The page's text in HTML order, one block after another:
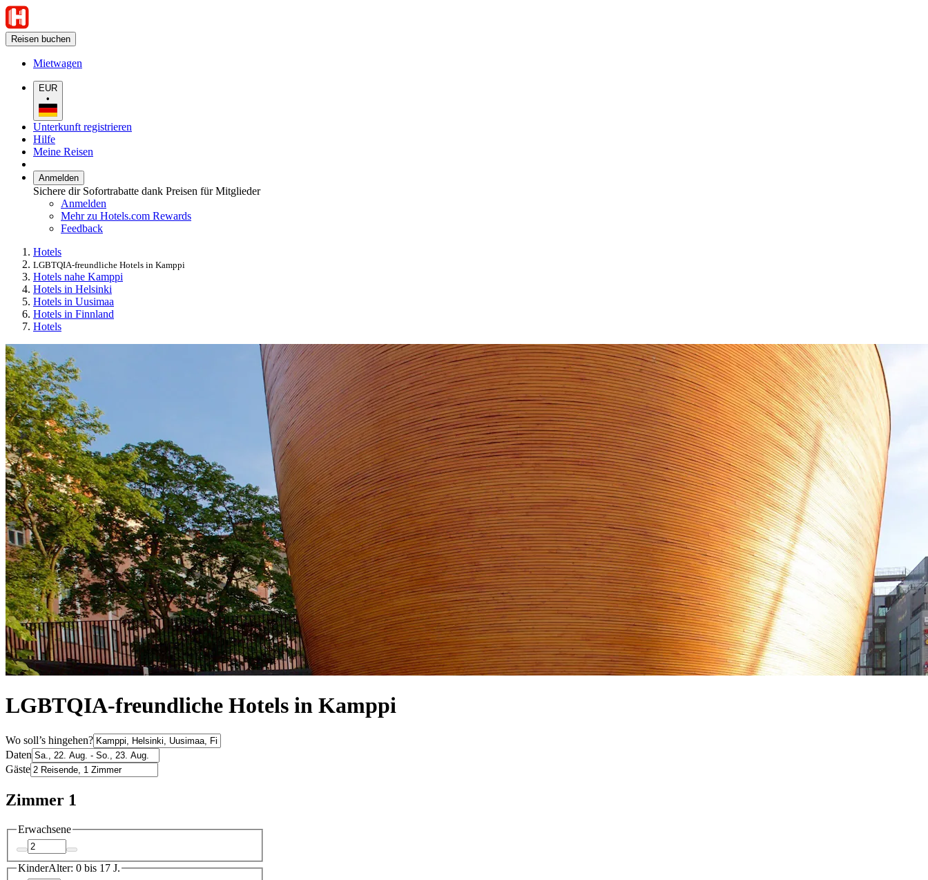
Reisen buchen
Mietwagen
EUR
•
Unterkunft registrieren
Hilfe
Meine Reisen
Anmelden
Sichere dir Sofortrabatte dank Preisen für Mitglieder
Anmelden
Mehr zu Hotels.com Rewards
Feedback
Hotels
LGBTQIA-freundliche Hotels in Kamppi
Hotels nahe Kamppi
Hotels in Helsinki
Hotels in Uusimaa
Hotels in Finnland
Hotels
LGBTQIA-freundliche Hotels in Kamppi
Wo soll’s hingehen?
Daten
Gäste
Zimmer 1
Erwachsene
KinderAlter: 0 bis 17 J.